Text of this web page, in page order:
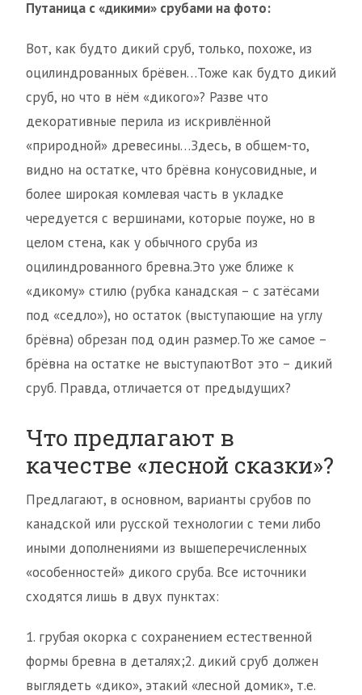
Путаница с «дикими» срубами на фото:
Вот, как будто дикий сруб, только, похоже, из
оцилиндрованных брёвен…Тоже как будто дикий
сруб, но что в нём «дикого»? Разве что
декоративные перила из искривлённой
«природной» древесины…Здесь, в общем-то,
видно на остатке, что брёвна конусовидные, и
более широкая комлевая часть в укладке
чередуется с вершинами, которые поуже, но в
целом стена, как у обычного сруба из
оцилиндрованного бревна.Это уже ближе к
«дикому» стилю (рубка канадская – с затёсами
под «седло»), но остаток (выступающие на углу
брёвна) обрезан под один размер.То же самое –
брёвна на остатке не выступаютВот это – дикий
сруб. Правда, отличается от предыдущих?
Что предлагают в
качестве «лесной сказки»?
Предлагают, в основном, варианты срубов по
канадской или русской технологии с теми либо
иными дополнениями из вышеперечисленных
«особенностей» дикого сруба. Все источники
сходятся лишь в двух пунктах:
1. грубая окорка с сохранением естественной
формы бревна в деталях;2. дикий сруб должен
выглядеть «дико», этакий «лесной домик», т.е.